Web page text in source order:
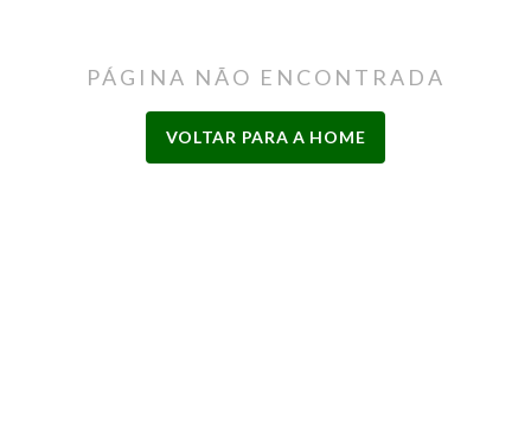
PÁGINA NÃO ENCONTRADA
VOLTAR PARA A HOME